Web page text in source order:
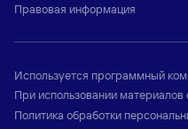
Правовая информация
Используется программный
При использовании материалов
Политика обработки